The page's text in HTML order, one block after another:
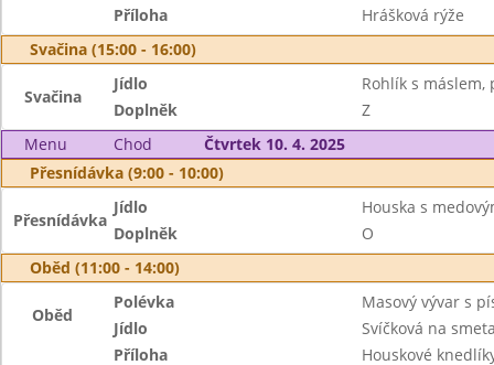
Příloha
Hrášková rýže
Svačina (15:00 - 16:00)
Svačina
Jídlo
Rohlík s máslem,
Doplněk
Z
Menu
Chod
Čtvrtek 10. 4. 2025
Přesnídávka (9:00 - 10:00)
Přesnídávka
Jídlo
Houska s
Doplněk
O
Oběd (11:00 - 14:00)
Oběd
Polévka
Masový vývar s
Jídlo
Svíčková na
Příloha
Houskové